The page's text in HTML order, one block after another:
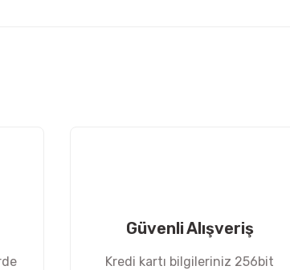
Güvenli Alışveriş
Kredi kartı bilgileriniz 256bit